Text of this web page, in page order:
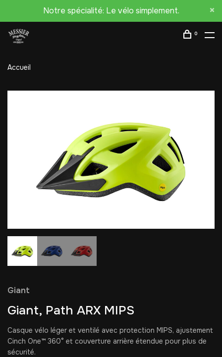
Notre spécialité: Le vélo simplement.
0
Accueil
Giant
Giant, Path ARX MIPS
Casque vélo léger et ventilé avec protection MIPS, ajustement
Cinch One™ 360° et couverture arrière étendue pour plus de
sécurité.